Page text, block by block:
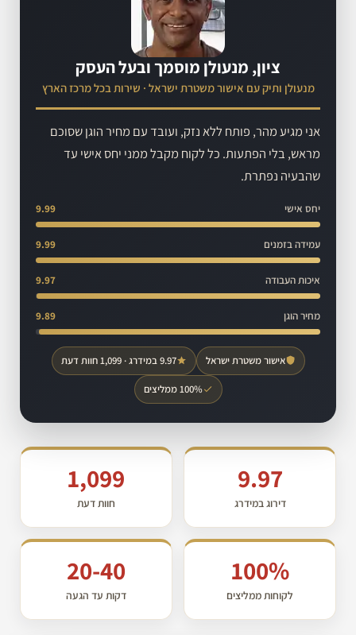
ציון, מנעולן מוסמך ובעל העסק
מנעולן ותיק עם אישור משטרת ישראל · שירות בכל מרכז הארץ
אני מגיע מהר, פותח ללא נזק, ועובד עם מחיר הוגן שסוכם
מראש, בלי הפתעות. כל לקוח מקבל ממני יחס אישי עד
שהבעיה נפתרת.
יחס אישי 9.99
עמידה בזמנים 9.99
איכות העבודה 9.97
מחיר הוגן 9.89
אישור משטרת ישראל 9.97 במידרג · 1,099 חוות דעת
100% ממליצים
9.97
דירוג במידרג
1,099
חוות דעת
100%
לקוחות ממליצים
20-40
דקות עד הגעה